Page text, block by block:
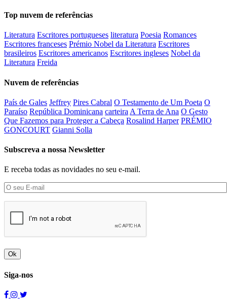
Top nuvem de referências
Literatura Escritores portugueses literatura Poesia Romances
Escritores franceses Prémio Nobel da Literatura Escritores
brasileiros Escritores americanos Escritores ingleses Nobel da
Literatura Freida
Nuvem de referências
País de Gales Jeffrey Pires Cabral O Testamento de Um Poeta O
Paraíso República Dominicana carteira A Terra de Ana O Gesto
Que Fazemos para Proteger a Cabeça Rosalind Harper PRÉMIO
GONCOURT Gianni Solla
Subscreva a nossa Newsletter
E receba todas as novidades no seu e-mail.
Ok
Siga-nos